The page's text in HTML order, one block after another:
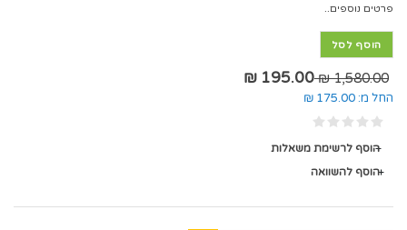
פרטים נוספים..
הוסף לסל
1,580.00 ₪
195.00 ₪
החל מ: 175.00 ₪
הוסף לרשימת משאלות
הוסף להשוואה